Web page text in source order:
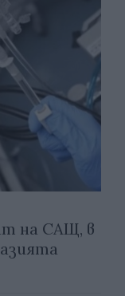
на САЩ, в